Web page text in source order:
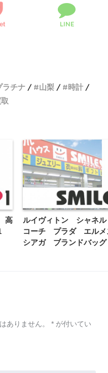
LINE
ラチナ 山梨
時計
高
ルイヴィトン シャ
コーチ プラダ エル
シアガ ブランドバッ
ありません。 * が付いてい